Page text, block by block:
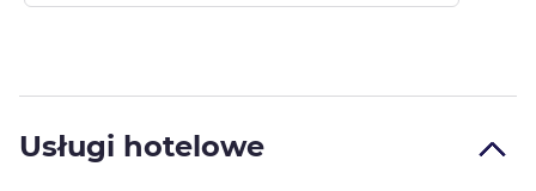
Usługi hotelowe